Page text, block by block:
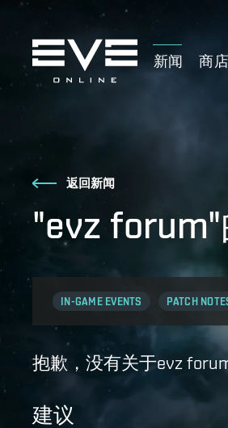
新闻 商店
返回新闻
"evz
IN-GAME EVENTS PATCH
抱歉，没有关于evz
建议